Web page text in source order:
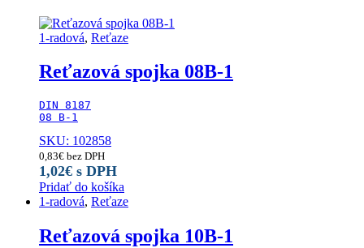
1-radová, Reťaze
Reťazová spojka 08B-1
DIN 8187
08 B-1
SKU: 102858
0,83€ bez DPH
1,02€ s DPH
Pridať do košíka
1-radová, Reťaze
Reťazová spojka 10B-1